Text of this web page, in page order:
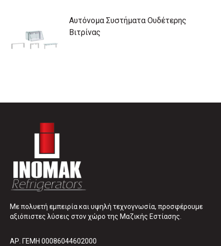
Αυτόνομα Συστήματα Ουδέτερης
Βιτρίνας
Με πολυετή εμπειρία και υψηλή τεχνογνωσία, προσφέρουμε
αξιόπιστες λύσεις στον χώρο της Μαζικής Εστίασης.
ΑΡ. ΓΕΜΗ 00086044602000